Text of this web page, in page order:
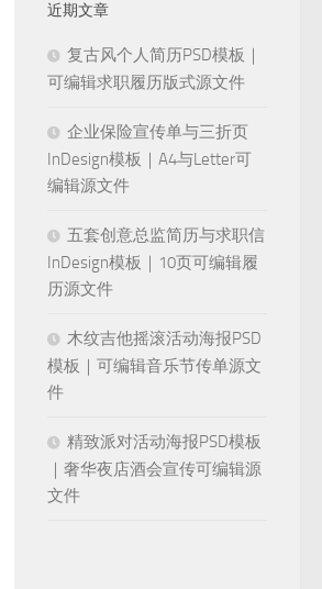
近期文章
复古风个人简历PSD模板｜
可编辑求职履历版式源文件
企业保险宣传单与三折页
InDesign模板｜A4与Letter可
编辑源文件
五套创意总监简历与求职信
InDesign模板｜10页可编辑履
历源文件
木纹吉他摇滚活动海报PSD
模板｜可编辑音乐节传单源文
件
精致派对活动海报PSD模板
｜奢华夜店酒会宣传可编辑源
文件